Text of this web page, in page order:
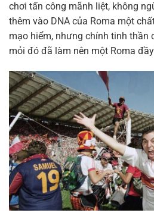
chơi tấn công mãnh liệt, không
thêm vào DNA của Roma một
mạo hiểm, nhưng chính tinh thần
mỏi đó đã làm nên một Roma